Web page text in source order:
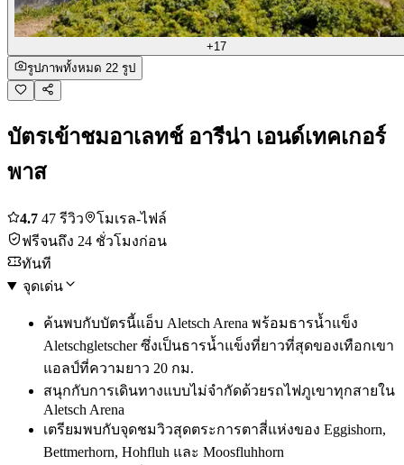
+17
รูปภาพทั้งหมด 22 รูป
บัตรเข้าชมอาเลทช์ อารีน่า เอนด์เทคเกอร์
พาส
4.7 47 รีวิว
โมเรล-ไฟล์
ฟรีจนถึง 24 ชั่วโมงก่อน
ทันที
จุดเด่น
ค้นพบกับบัตรนี้แอ็บ Aletsch Arena พร้อมธารน้ำแข็ง
Aletschgletscher ซึ่งเป็นธารน้ำแข็งที่ยาวที่สุดของเทือกเขา
แอลป์ที่ความยาว 20 กม.
สนุกกับการเดินทางแบบไม่จำกัดด้วยรถไฟภูเขาทุกสายใน
Aletsch Arena
เตรียมพบกับจุดชมวิวสุดตระการตาสี่แห่งของ Eggishorn,
Bettmerhorn, Hohfluh และ Moosfluhhorn